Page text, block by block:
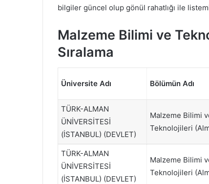
bilgiler güncel olup gönül rahatlığı ile
Malzeme Bilimi ve
Sıralama
Üniversite Adı Bölümün Adı
TÜRK-ALMAN
ÜNİVERSİTESİ
(İSTANBUL) (DEVLET)
Malzeme Bilimi
Teknolojileri
TÜRK-ALMAN
ÜNİVERSİTESİ
(İSTANBUL) (DEVLET)
Malzeme Bilimi
Teknolojileri